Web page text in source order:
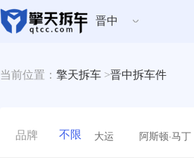
晋中
当前位置： 擎天拆车 >晋中拆车件
品牌 不限 大运 阿斯顿·马丁